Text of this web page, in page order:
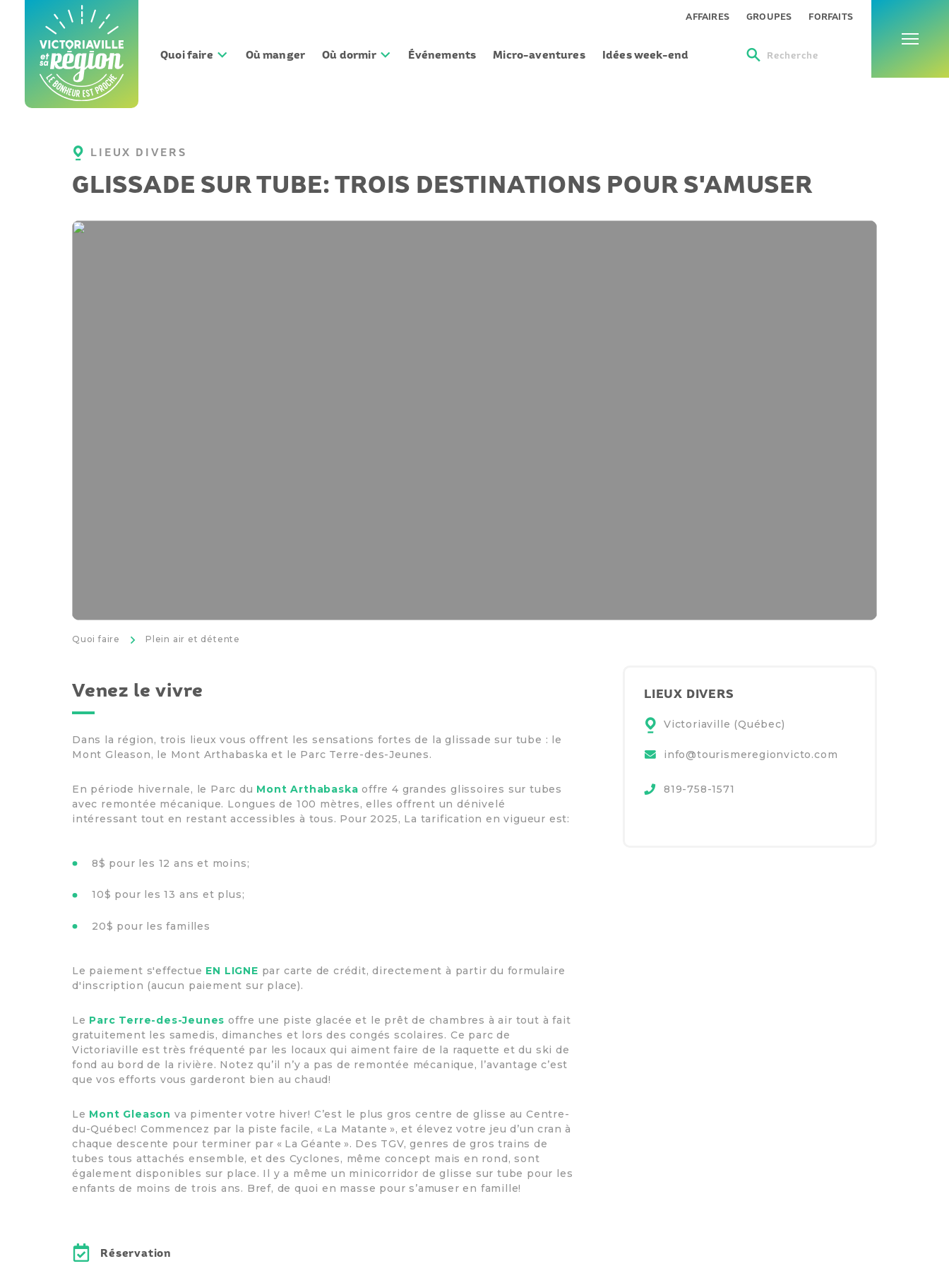
contenu
Menu
Quoi faire Où manger Où dormir Événements Micro-aventures Idées week-end
AFFAIRES GROUPES FORFAITS
Recherche
LIEUX DIVERS
GLISSADE SUR TUBE: TROIS DESTINATIONS POUR S'AMUSER
Quoi faire >
Plein air et détente
LIEUX DIVERS
Victoriaville (Québec)
info@tourismeregionvicto.com
819-758-1571
Venez le vivre
Dans la région, trois lieux vous offrent les sensations fortes de la glissade sur tube : le
Mont Gleason, le Mont Arthabaska et le Parc Terre-des-Jeunes.
En période hivernale, le Parc du Mont Arthabaska offre 4 grandes glissoires sur tubes
avec remontée mécanique. Longues de 100 mètres, elles offrent un dénivelé
intéressant tout en restant accessibles à tous. Pour 2025, La tarification en vigueur est:
8$ pour les 12 ans et moins;
10$ pour les 13 ans et plus;
20$ pour les familles
Le paiement s'effectue EN LIGNE par carte de crédit, directement à partir du formulaire
d'inscription (aucun paiement sur place).
Le Parc Terre-des-Jeunes offre une piste glacée et le prêt de chambres à air tout à fait
gratuitement les samedis, dimanches et lors des congés scolaires. Ce parc de
Victoriaville est très fréquenté par les locaux qui aiment faire de la raquette et du ski de
fond au bord de la rivière. Notez qu’il n’y a pas de remontée mécanique, l’avantage c’est
que vos efforts vous garderont bien au chaud!
Le Mont Gleason va pimenter votre hiver! C’est le plus gros centre de glisse au Centre-
du-Québec! Commencez par la piste facile, « La Matante », et élevez votre jeu d’un cran à
chaque descente pour terminer par « La Géante ». Des TGV, genres de gros trains de
tubes tous attachés ensemble, et des Cyclones, même concept mais en rond, sont
également disponibles sur place. Il y a même un minicorridor de glisse sur tube pour les
enfants de moins de trois ans. Bref, de quoi en masse pour s’amuser en famille!
Réservation